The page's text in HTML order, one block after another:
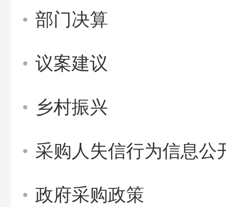
部门决算
议案建议
乡村振兴
采购人失信行为信息公
政府采购政策